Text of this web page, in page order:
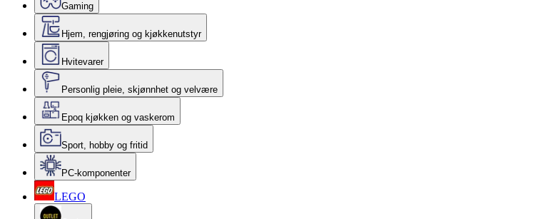
Gaming
Hjem, rengjøring og kjøkkenutstyr
Hvitevarer
Personlig pleie, skjønnhet og velvære
Epoq kjøkken og vaskerom
Sport, hobby og fritid
PC-komponenter
LEGO